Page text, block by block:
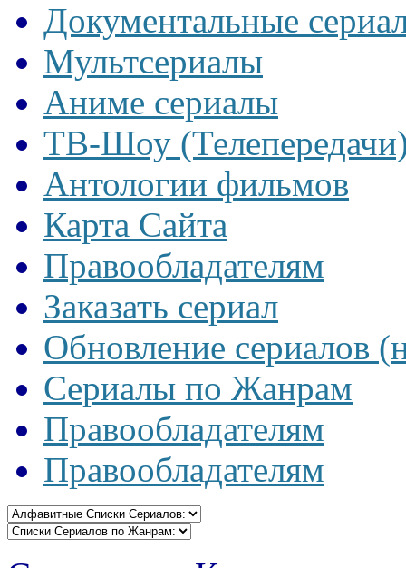
Документальные
Мультсериалы
Аниме сериалы
ТВ-Шоу
Антологии фильмов
Карта Сайта
Правообладателям
Заказать сериал
Обновление сериалов
Сериалы по Жанрам
Правообладателям
Правообладателям